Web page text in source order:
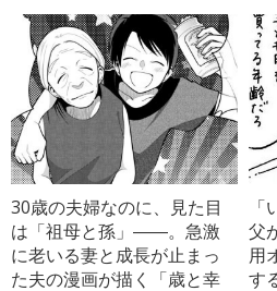
30歳の夫婦なのに、見た目
は「祖母と孫」――。急激
に老いる妻と成長が止まっ
た夫の漫画が描く「歳と幸
父
用
す